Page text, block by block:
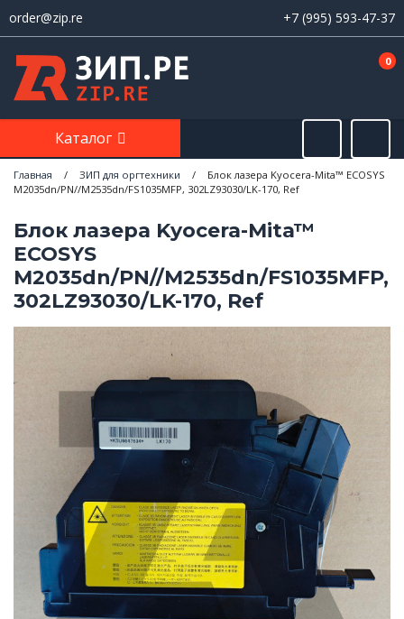
order@zip.re +7 (995) 593-47-37
0
Каталог
Главная / ЗИП для оргтехники /
Блок лазера Kyocera-Mita™ ECOSYS
M2035dn/PN//M2535dn/FS1035MFP, 302LZ93030/LK-170, Ref
Блок лазера Kyocera-Mita™
ECOSYS
M2035dn/PN//M2535dn/FS1035MFP,
302LZ93030/LK-170, Ref